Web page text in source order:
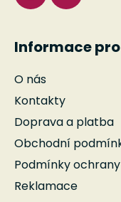
Informace
O nás
Kontakty
Doprava a platba
Obchodní
Podmínky
Reklamace